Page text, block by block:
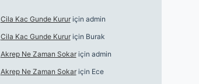
Cila Kac Gunde Kururiçin admin
Cila Kac Gunde Kururiçin Burak
Akrep Ne Zaman Sokariçin admin
Akrep Ne Zaman Sokariçin Ece